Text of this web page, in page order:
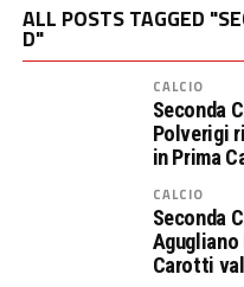
ALL POSTS TAGGED
D"
CALCIO
Seconda
Polverigi
in Prima
CALCIO
Seconda
Carotti